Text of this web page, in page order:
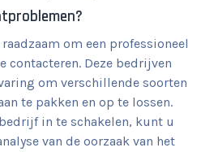
om een professioneel
Deze bedrijven
om verschillende soorten
te pakken en op te lossen.
in te schakelen, kunt u
van de oorzaak van het